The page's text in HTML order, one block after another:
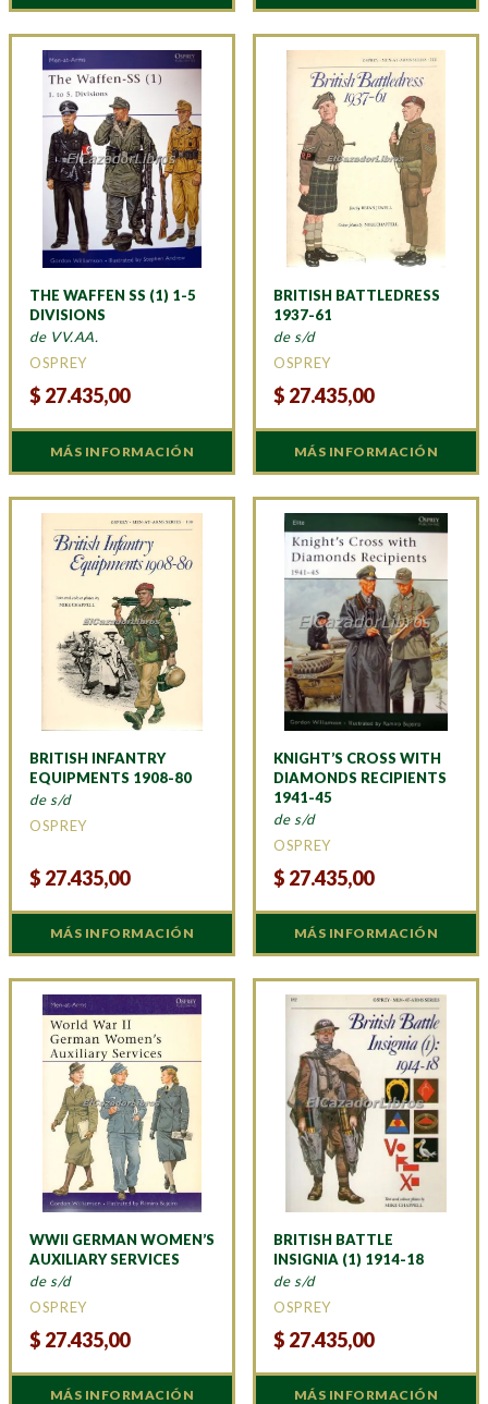
THE WAFFEN SS (1) 1-5
DIVISIONS
de VV.AA.
OSPREY
$ 27.435,00
MÁS INFORMACIÓN
BRITISH BATTLEDRESS
1937-61
de s/d
OSPREY
$ 27.435,00
MÁS INFORMACIÓN
BRITISH INFANTRY
EQUIPMENTS 1908-80
de s/d
OSPREY
$ 27.435,00
MÁS INFORMACIÓN
KNIGHT’S CROSS WITH
DIAMONDS RECIPIENTS
1941-45
de s/d
OSPREY
$ 27.435,00
MÁS INFORMACIÓN
WWII GERMAN WOMEN’S
AUXILIARY SERVICES
de s/d
OSPREY
$ 27.435,00
MÁS INFORMACIÓN
BRITISH BATTLE
INSIGNIA (1) 1914-18
de s/d
OSPREY
$ 27.435,00
MÁS INFORMACIÓN